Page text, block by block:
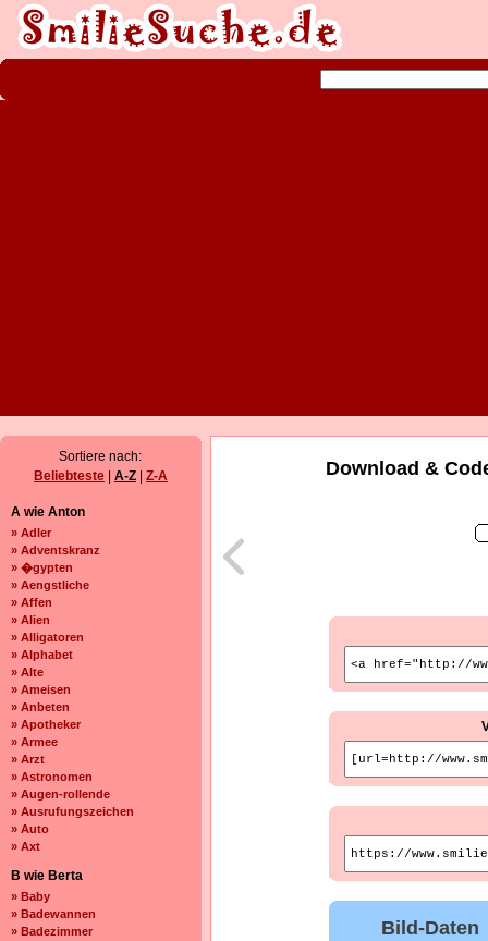
Sortiere nach:
Beliebteste
A-Z Z-A
A wie Anton
» Adler
» Adventskranz
» �gypten
» Aengstliche
» Affen
» Alien
» Alligatoren
» Alphabet
» Alte
» Ameisen
» Anbeten
» Apotheker
» Armee
» Arzt
» Astronomen
» Augen-rollende
» Ausrufungszeichen
» Auto
» Axt
B wie Berta
» Baby
» Badewannen
» Badezimmer
Download &
Bild-Daten